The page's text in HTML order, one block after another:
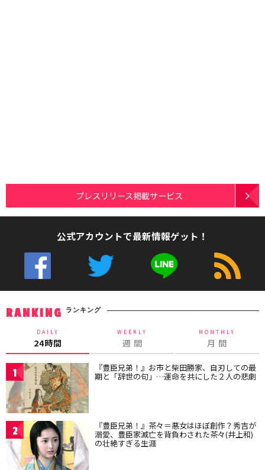
プレスリリース掲載サービス
公式アカウントで最新情報ゲット！
RANKING ランキング
DAILY
24時間
WEEKLY
週 間
MONTHLY
月 間
1 『豊臣兄弟！』お市と柴田勝家、自刃しての最
期と「辞世の句」…運命を共にした２人の悲劇
2 『豊臣兄弟！』茶々＝悪女はほぼ創作？秀吉が
溺愛、豊臣家滅亡を背負わされた茶々(井上和)
の壮絶すぎる生涯